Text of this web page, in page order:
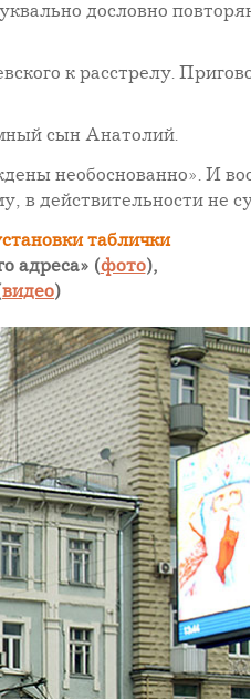
дословно
к расстрелу.
сын Анатолий.
необоснованно». И
в действительности не
таблички
адреса» (фото),
видео)